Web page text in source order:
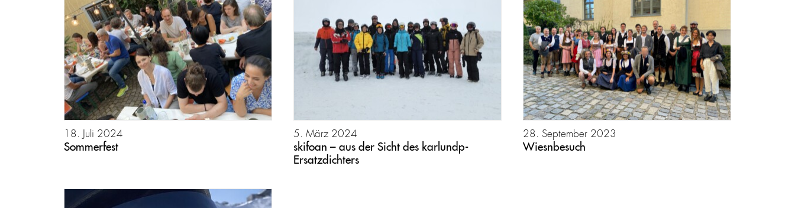
18. Juli 2024
Sommerfest
5. März 2024
skifoan – aus der Sicht des karlundp-
Ersatzdichters
28. September 2023
Wiesnbesuch